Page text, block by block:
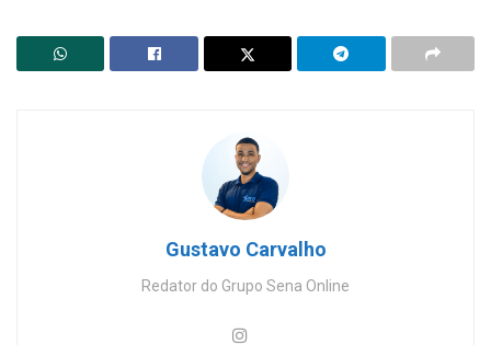
Gustavo Carvalho
Redator do Grupo Sena Online